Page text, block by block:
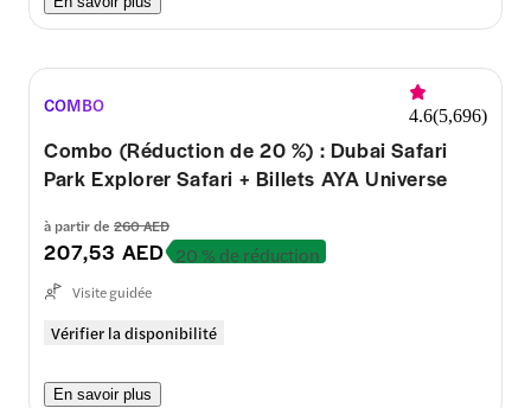
COMBO 4.6(5,696)
Combo (Réduction de 20 %) : Dubai Safari
Park Explorer Safari + Billets AYA Universe
à partir de 260 AED
207,53 AED 20 % de réduction
Vérifier la disponibilité
Visite guidée
En savoir plus